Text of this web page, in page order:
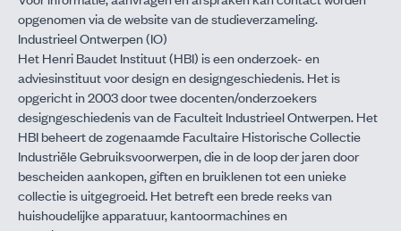
opgenomen via de website van destudieverzameling.
Industrieel Ontwerpen (IO)
Het Henri Baudet Instituut (HBI) is een onderzoek-­ en
adviesinstituut voor design en designgeschiedenis. Het is
opgericht in 2003 door twee docenten/onderzoekers
designgeschiedenis van de Faculteit Industrieel Ontwerpen. Het
HBI beheert de zogenaamde Facultaire Historische Collectie
Industriële Gebruiksvoorwerpen, die in de loop der jaren door
bescheiden aankopen, giften en bruiklenen tot een unieke
collectie is uitgegroeid. Het betreft een brede reeks van
huishoudelijke apparatuur, kantoormachines en